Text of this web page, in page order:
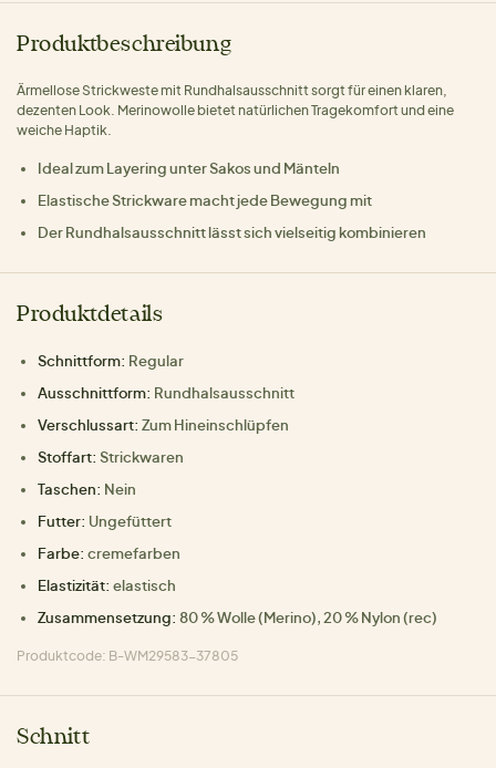
Produktbeschreibung
Ärmellose Strickweste mit Rundhalsausschnitt sorgt für einen klaren,
dezenten Look. Merinowolle bietet natürlichen Tragekomfort und eine
weiche Haptik.
Ideal zum Layering unter Sakos und Mänteln
Elastische Strickware macht jede Bewegung mit
Der Rundhalsausschnitt lässt sich vielseitig kombinieren
Produktdetails
Schnittform: Regular
Ausschnittform: Rundhalsausschnitt
Verschlussart: Zum Hineinschlüpfen
Stoffart: Strickwaren
Taschen: Nein
Futter: Ungefüttert
Farbe: cremefarben
Elastizität: elastisch
Zusammensetzung: 80 % Wolle (Merino), 20 % Nylon (rec)
Produktcode: B-WM29583-37805
Schnitt